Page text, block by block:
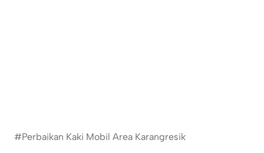
#Perbaikan Kaki Mobil Area Karangresik